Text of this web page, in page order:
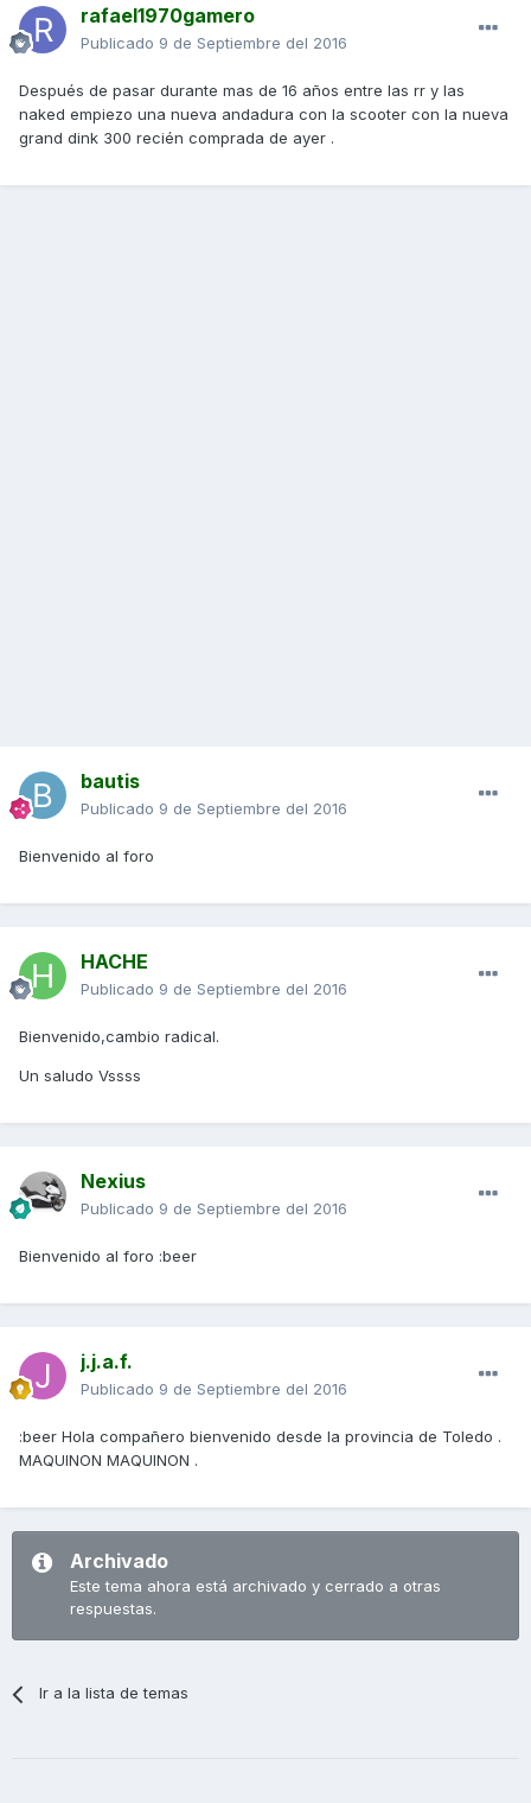
rafael1970gamero
Publicado 9 de Septiembre del 2016
Después de pasar durante mas de 16 años entre las rr y las
naked empiezo una nueva andadura con la scooter con la nueva
grand dink 300 recién comprada de ayer .
bautis
Publicado 9 de Septiembre del 2016
Bienvenido al foro
HACHE
Publicado 9 de Septiembre del 2016
Bienvenido,cambio radical.
Un saludo Vssss
Nexius
Publicado 9 de Septiembre del 2016
Bienvenido al foro :beer
j.j.a.f.
Publicado 9 de Septiembre del 2016
:beer Hola compañero bienvenido desde la provincia de Toledo .
MAQUINON MAQUINON .
Archivado
Este tema ahora está archivado y cerrado a otras
respuestas.
Ir a la lista de temas